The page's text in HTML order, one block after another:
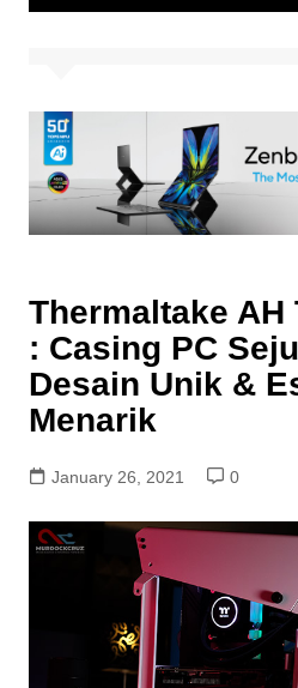
Thermaltake AH
: Casing PC
Desain Unik &
Menarik
January 26, 2021 0